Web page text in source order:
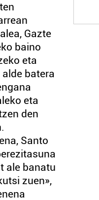
Gazte
baino
eta
batera
eta
den
Santo
ale banatu
zuen»,